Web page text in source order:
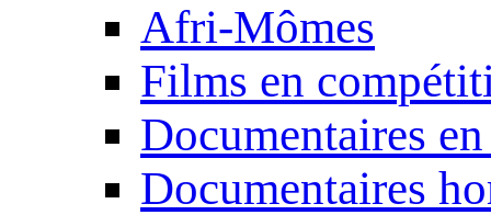
Afri-Mômes
Films en
Documentaires
Documentaires